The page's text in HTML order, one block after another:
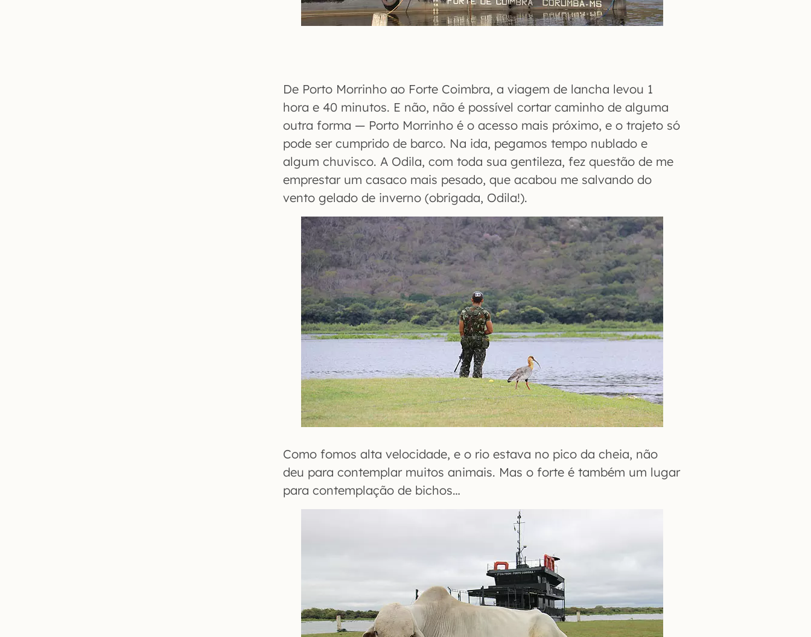
De Porto Morrinho ao Forte Coimbra, a viagem de lancha levou 1
hora e 40 minutos. E não, não é possível cortar caminho de alguma
outra forma — Porto Morrinho é o acesso mais próximo, e o trajeto só
pode ser cumprido de barco. Na ida, pegamos tempo nublado e
algum chuvisco. A Odila, com toda sua gentileza, fez questão de me
emprestar um casaco mais pesado, que acabou me salvando do
vento gelado de inverno (obrigada, Odila!).
Como fomos alta velocidade, e o rio estava no pico da cheia, não
deu para contemplar muitos animais. Mas o forte é também um lugar
para contemplação de bichos…